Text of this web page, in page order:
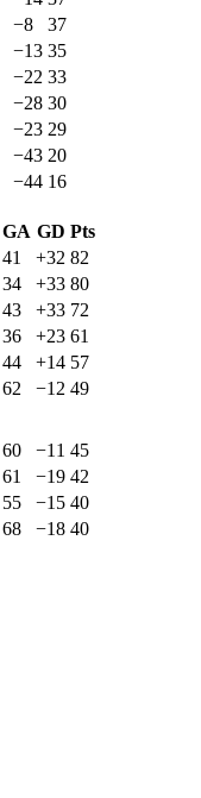
−8
37
−13 35
−22 33
−28 30
−23 29
−43 20
−44 16
GA GD Pts
41 +32 82
34 +33 80
43 +33 72
36 +23 61
44 +14 57
62 −12 49
60 −11 45
61 −19 42
55 −15 40
68 −18 40